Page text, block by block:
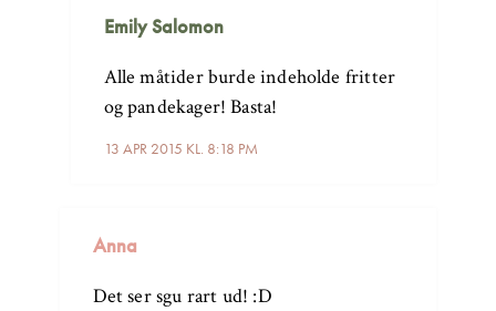
Emily Salomon
13 APR 2015 KL. 8:18 PM
Alle måtider burde indeholde fritter
og pandekager! Basta!
Anna
Det ser sgu rart ud! :D